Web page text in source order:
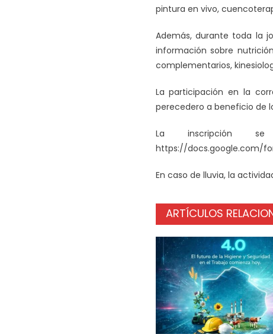
pintura en vivo,
Además, durante toda la
información sobre
complementarios,
La participación en la
perecedero a beneficio de
La inscripción
https://docs.google.com/
En caso de lluvia, la
ARTÍCULOS